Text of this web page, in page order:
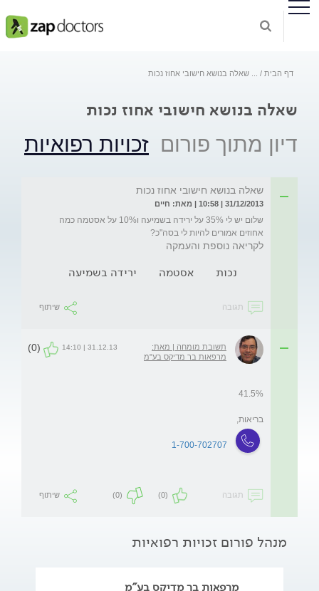
דף הבית שאלה בנושא חישובי אחוז נכות
שאלה בנושא חישובי אחוז נכות
דיון מתוך פורום זכויות רפואיות
שאלה בנושא חישובי אחוז נכות
31/12/2013 | 10:58 | מאת: חיים
שלום יש לי 35% על ירידה בשמיעה ו10% על אסטמה כמה
אחוזים אמורים להיות לי בסה"כ?
לקריאה נוספת והעמקה
נכות אסטמה ירידה בשמיעה
תגובה שיתוף
תשובת מומחה | מאת:
מרפאות בר מדיקס בע"מ
31.12.13 | 14:10
(0)
בריאות,
1-700-702707
תגובה (0)
(0) שיתוף
מנהל פורום זכויות רפואיות
מרפאות בר מדיקס בע"מ